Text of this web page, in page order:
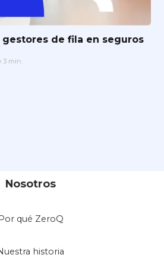
de fila en seguros
3 min.
Nosotros
Por qué ZeroQ
historia